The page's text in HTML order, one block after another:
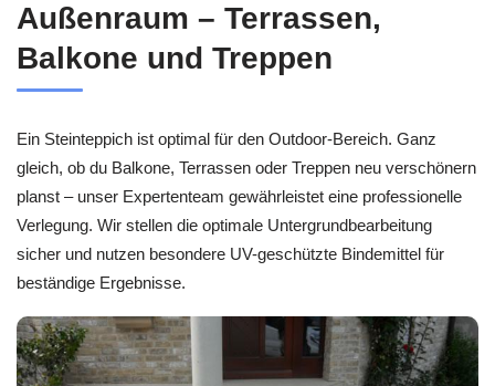
Außenraum – Terrassen,
Balkone und Treppen
Ein Steinteppich ist optimal für den Outdoor-Bereich. Ganz
gleich, ob du Balkone, Terrassen oder Treppen neu verschönern
planst – unser Expertenteam gewährleistet eine professionelle
Verlegung. Wir stellen die optimale Untergrundbearbeitung
sicher und nutzen besondere UV-geschützte Bindemittel für
beständige Ergebnisse.